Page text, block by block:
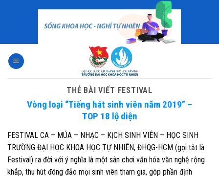
THẺ BÀI VIẾT FESTIVAL
Vòng loại “Tiếng hát sinh viên năm 2019” –
TOP 18 lộ diện
FESTIVAL CA – MÚA – NHẠC – KỊCH SINH VIÊN – HỌC SINH
TRƯỜNG ĐẠI HỌC KHOA HỌC TỰ NHIÊN, ĐHQG-HCM (gọi tắt là
Festival) ra đời với ý nghĩa là một sân chơi văn hóa văn nghệ rộng
khắp, thu hút đông đảo mọi sinh viên tham gia, góp phần định